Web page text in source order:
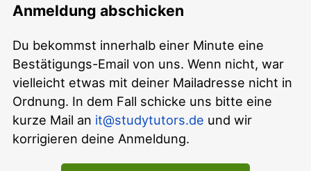
Anmeldung abschicken
Du bekommst innerhalb einer Minute eine
Bestätigungs-Email von uns. Wenn nicht, war
vielleicht etwas mit deiner Mailadresse nicht in
Ordnung. In dem Fall schicke uns bitte eine
kurze Mail an it@studytutors.de und wir
korrigieren deine Anmeldung.